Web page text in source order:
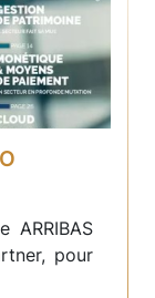
ARRIBAS
pour